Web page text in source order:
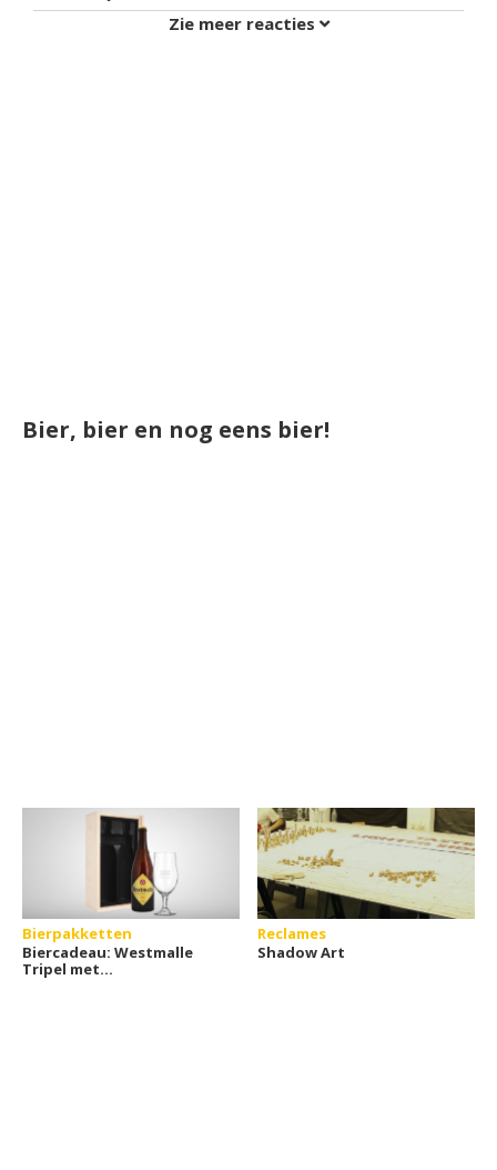
Zie meer reacties
Bier, bier en nog eens bier!
Bierpakketten
Biercadeau: Westmalle
Tripel met
Reclames
Shadow Art